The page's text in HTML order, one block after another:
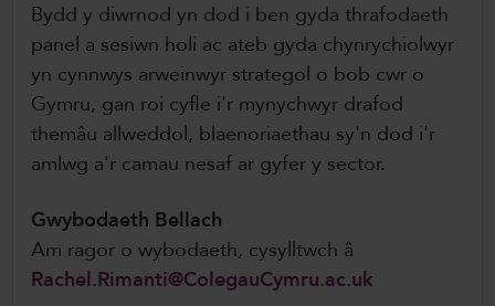
Bydd y diwrnod yn dod i ben gyda thrafodaeth
panel a sesiwn holi ac ateb gyda chynrychiolwyr
yn cynnwys arweinwyr strategol o bob cwr o
Gymru, gan roi cyfle i'r mynychwyr drafod
themâu allweddol, blaenoriaethau sy'n dod i'r
amlwg a'r camau nesaf ar gyfer y sector.
Gwybodaeth Bellach
Am ragor o wybodaeth, cysylltwch â
Rachel.Rimanti@ColegauCymru.ac.uk